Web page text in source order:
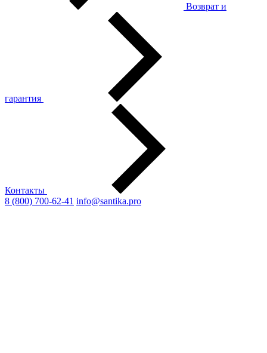
Возврат и
гарантия
Контакты
8 (800) 700-62-41 info@santika.pro